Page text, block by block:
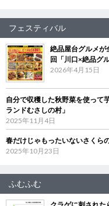
フェスティバル
絶品屋台グルメ
回「川口×絶品グ
2026年4月15日
自分で収穫した秋野菜を使っ
ランドむさしの村」
2025年11月4日
春だけじゃもったいないさくら
2025年10月23日
ふむふむ